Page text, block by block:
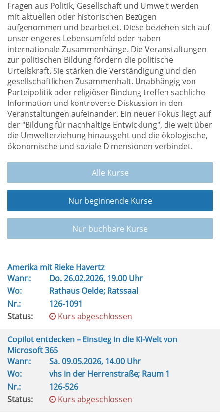
Fragen aus Politik, Gesellschaft und Umwelt werden
mit aktuellen oder historischen Bezügen
aufgenommen und bearbeitet. Diese beziehen sich auf
unser engeres Lebensumfeld oder haben
internationale Zusammenhänge. Die Veranstaltungen
zur politischen Bildung fördern die politische
Urteilskraft. Sie stärken die Verständigung und den
gesellschaftlichen Zusammenhalt. Unabhängig von
Parteipolitik oder religiöser Bindung treffen sachliche
Information und kontroverse Diskussion in den
Veranstaltungen aufeinander. Ein neuer Fokus liegt auf
der "Bildung für nachhaltige Entwicklung", die weit über
die Umwelterziehung hinausgeht und die ökologische,
ökonomische und soziale Dimensionen verbindet.
Alle Kurse
Nur beginnende Kurse
Nur buchbare Kurse
Amerika mit Rieke Havertz
Wann:
Do.26.02.2026, 19.00 Uhr
Wo:
Rathaus Oelde; Ratssaal
Nr.:
126-1091
Status:
Kurs abgeschlossen
Copilot entdecken – Einstieg in die KI-Welt von
Microsoft 365
Wann:
Sa.09.05.2026, 14.00 Uhr
Wo:
vhs in der Herrenstraße; Raum 1
Nr.:
126-526
Status:
Kurs abgeschlossen